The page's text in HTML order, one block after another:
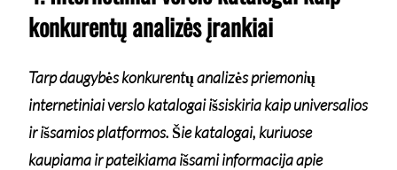
konkurentų analizės įrankiai
Tarp daugybės konkurentų analizės priemonių
internetiniai verslo katalogai išsiskiria kaip universalios
ir išsamios platformos. Šie katalogai, kuriuose
kaupiama ir pateikiama išsami informacija apie